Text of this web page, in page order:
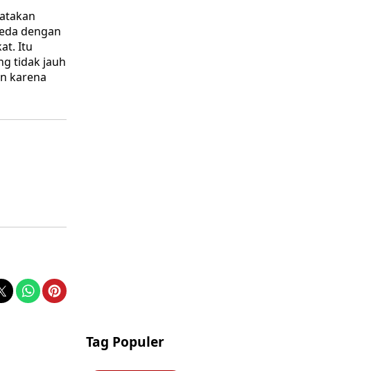
dengan
Itu
tidak jauh
karena
Tag Populer